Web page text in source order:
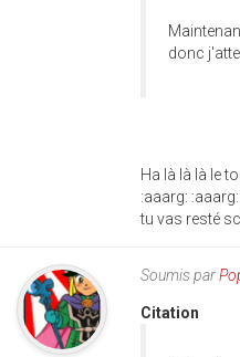
donc
Ha là là là le
:aaarg:
tu vas resté
Soumis par
Citation